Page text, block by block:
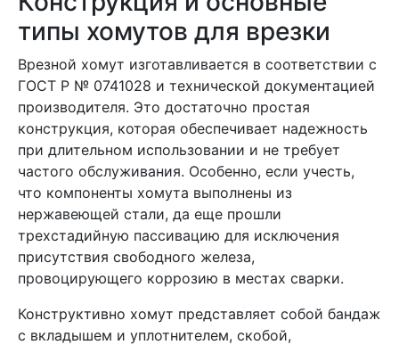
типы хомутов для врезки
Врезной хомут изготавливается в соответствии с
ГОСТ Р № 0741028 и технической документацией
производителя. Это достаточно простая
конструкция, которая обеспечивает надежность
при длительном использовании и не требует
частого обслуживания. Особенно, если учесть,
что компоненты хомута выполнены из
нержавеющей стали, да еще прошли
трехстадийную пассивацию для исключения
присутствия свободного железа,
провоцирующего коррозию в местах сварки.
Конструктивно хомут представляет собой бандаж
с вкладышем и уплотнителем, скобой,